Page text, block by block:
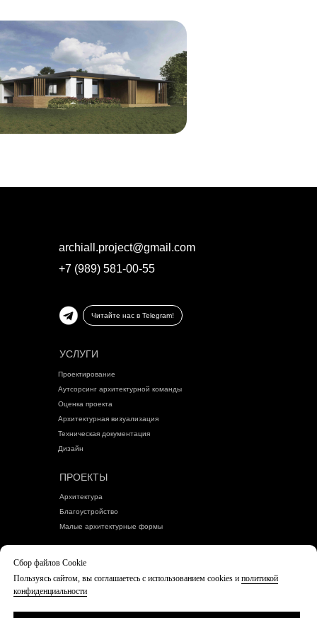
Сбор файлов Cookie
Пользуясь сайтом, вы соглашаетесь с использованием cookies и политикой
конфиденциальности
archiall.project@gmail.com
Политика конфиденциальности
УСЛУГИ
ПРОЕКТЫ
Проектирование
Аутсорсинг архитектурной команды
Оценка проекта
Архитектурная визуализация
Техническая документация
Дизайн
Архитектура
Благоустройство
Малые архитектурные формы
+7 (989) 581-00-55
Читайте нас в Telegram!